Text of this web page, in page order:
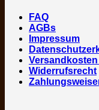
FAQ
AGBs
Impressum
Widerrufsrecht